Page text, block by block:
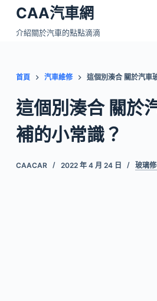
跳
至
內
CAA汽車網
介紹關於汽車的點點滴滴
首頁 汽車維修 這個別湊合 關於汽車
這個別湊合 關於
補的小常識？
CAACAR 2022 年 4 月 24 日 玻璃